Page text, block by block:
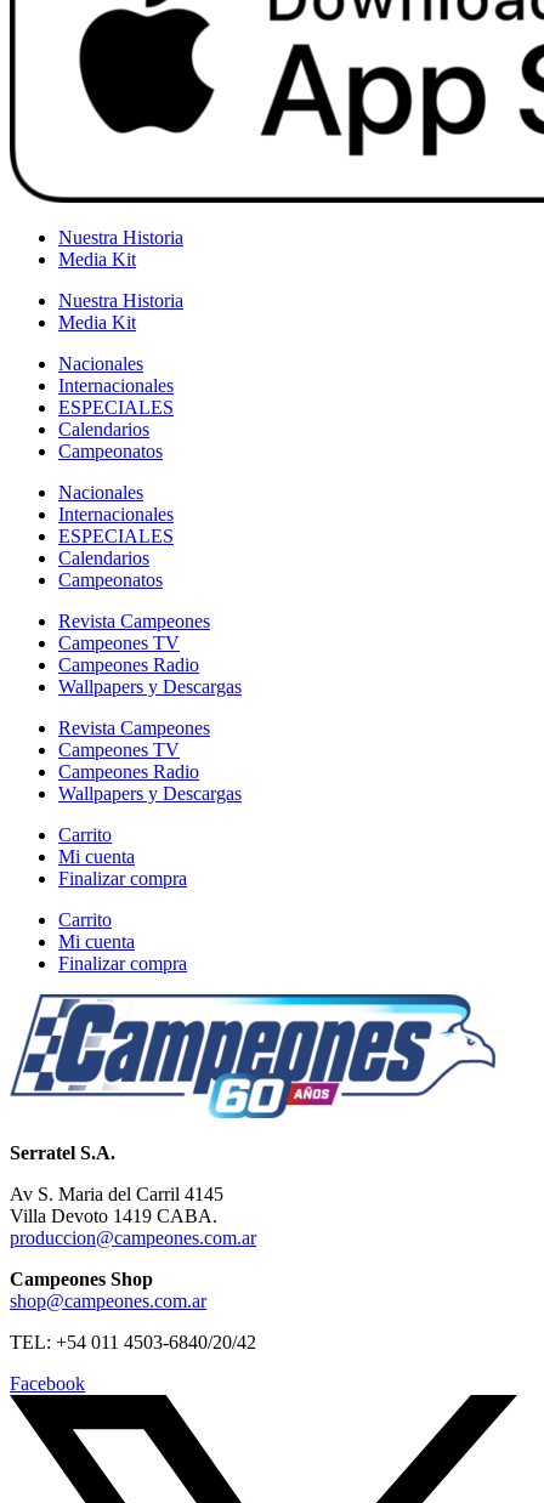
Nuestra Historia
Media Kit
Nuestra Historia
Media Kit
Nacionales
Internacionales
ESPECIALES
Calendarios
Campeonatos
Nacionales
Internacionales
ESPECIALES
Calendarios
Campeonatos
Revista Campeones
Campeones TV
Campeones Radio
Wallpapers y Descargas
Revista Campeones
Campeones TV
Campeones Radio
Wallpapers y Descargas
Carrito
Mi cuenta
Finalizar compra
Carrito
Mi cuenta
Finalizar compra
Serratel S.A.
Av S. Maria del Carril 4145
Villa Devoto 1419 CABA.
produccion@campeones.com.ar
Campeones Shop
shop@campeones.com.ar
TEL: +54 011 4503-6840/20/42
Facebook